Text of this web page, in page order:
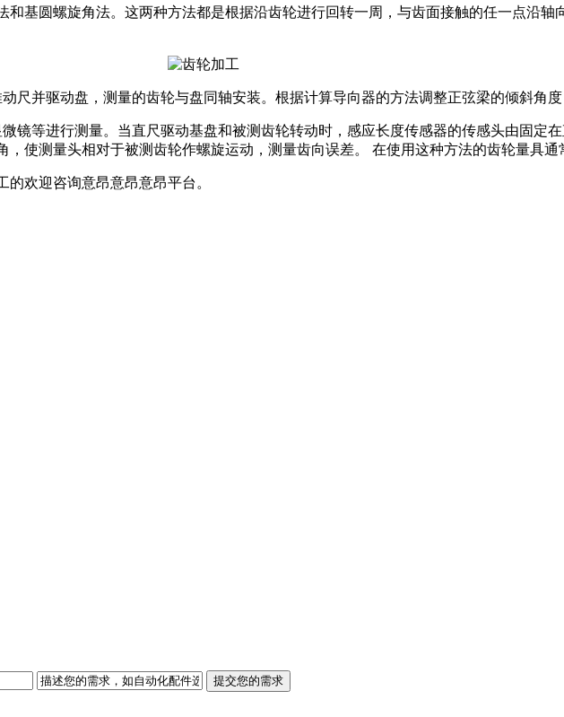
基圆螺旋角法。这两种方法都是根据沿齿轮进行回转一周，与齿面接触的任一点沿轴
并驱动盘，测量的齿轮与盘同轴安装。根据计算导向器的方法调整正弦梁的倾斜角度
镜等进行测量。当直尺驱动基盘和被测齿轮转动时，感应长度传感器的传感头由固定
使测量头相对于被测齿轮作螺旋运动，测量齿向误差。 在使用这种方法的齿轮量具通
的欢迎咨询意昂意昂意昂平台。
提交您的需求